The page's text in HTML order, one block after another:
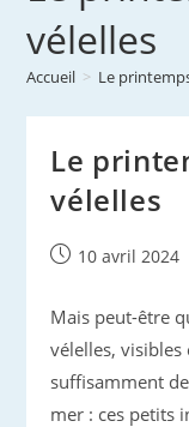
vélelles
Accueil > Le
Le
vélelles
Publication
10 avril 2024
Mais peut-être
vélelles,
suffisamment
mer : ces petits